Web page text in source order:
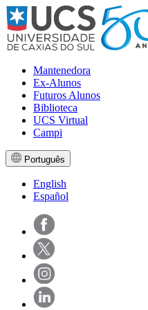
Mantenedora
Ex-Alunos
Futuros Alunos
Biblioteca
UCS Virtual
Campi
Português
English
Español